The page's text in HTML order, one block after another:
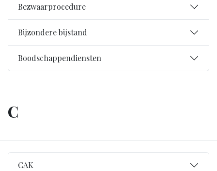
Bezwaarprocedure
Bijzondere bijstand
Boodschappendiensten
C
CAK